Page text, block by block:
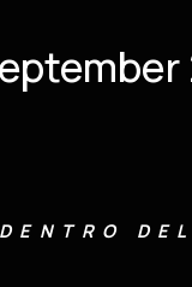
DENTRO